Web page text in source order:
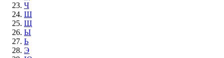
Ч
Ш
Щ
Ы
Ь
Э